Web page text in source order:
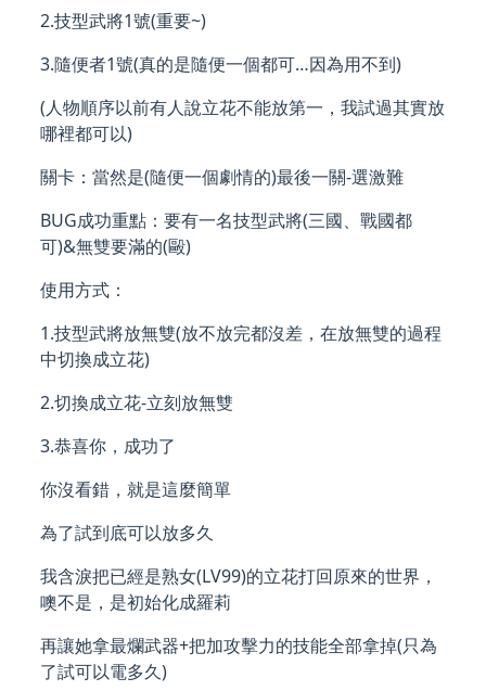
2.技型武將1號(重要~)
3.隨便者1號(真的是隨便一個都可…因為用不到)
(人物順序以前有人說立花不能放第一，我試過其實放
哪裡都可以)
關卡：當然是(隨便一個劇情的)最後一關-選激難
BUG成功重點：要有一名技型武將(三國、戰國都
可)&無雙要滿的(毆)
使用方式：
1.技型武將放無雙(放不放完都沒差，在放無雙的過程
中切換成立花)
2.切換成立花-立刻放無雙
3.恭喜你，成功了
你沒看錯，就是這麼簡單
為了試到底可以放多久
我含淚把已經是熟女(LV99)的立花打回原來的世界，
噢不是，是初始化成羅莉
再讓她拿最爛武器+把加攻擊力的技能全部拿掉(只為
了試可以電多久)